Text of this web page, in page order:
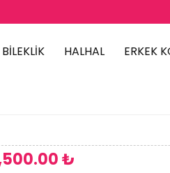
BİLEKLİK HALHAL ERKEK
.00 ₺